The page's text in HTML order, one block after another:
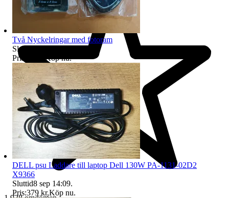
Två Nyckelringar med fotoram
Sluttid
Pris:
Köp nu.
DELL psu Laddare till laptop Dell 130W PA-1131-02D2
X9366
Sluttid8 sep 14:09.
Pris:379 kr,Köp nu.